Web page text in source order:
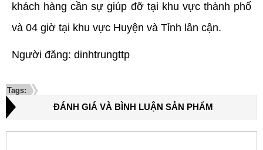
khách hàng cần sự giúp đỡ tại khu vực thành phố
và 04 giờ tại khu vực Huyện và Tỉnh lân cận.
Người đăng: dinhtrungttp
Tags:
ĐÁNH GIÁ VÀ BÌNH LUẬN SẢN PHẨM